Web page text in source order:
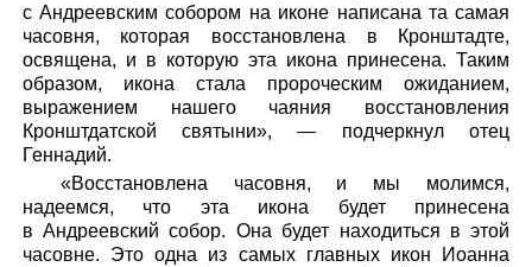
с Андреевским собором на иконе написана та самая
часовня, которая восстановлена в Кронштадте,
освящена, и в которую эта икона принесена. Таким
образом, икона стала пророческим ожиданием,
выражением нашего чаяния восстановления
Кронштдатской святыни», — подчеркнул отец
Геннадий.
«Восстановлена часовня, и мы молимся,
надеемся, что эта икона будет принесена
в Андреевский собор. Она будет находиться в этой
часовне. Это одна из самых главных икон Иоанна